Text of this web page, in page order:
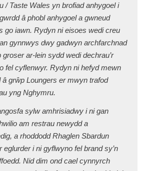
/ Taste Wales yn brofiad anhygoel i
â phobl anhygoel a gwneud
go iawn. Rydyn ni eisoes wedi creu
gynnwys dwy gadwyn archfarchnad
groser ar-lein sydd wedi dechrau’r
fel cyflenwyr. Rydyn ni hefyd mewn
grŵp Loungers er mwyn trafod
yng Nghymru.
sylw amhrisiadwy i ni gan
am restrau newydd a
a rhoddodd Rhaglen Sbardun
eglurder i ni gyflwyno fel brand sy’n
Nid dim ond cael cynnyrch